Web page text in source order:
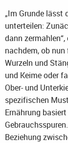
„Im Grunde lässt
unterteilen:
dann
nachdem, ob
Wurzeln und
und Keime oder
Ober- und
spezifischen
Ernährung
Beziehung